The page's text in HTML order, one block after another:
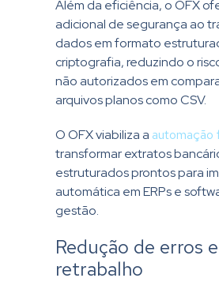
Além da eficiência, o OFX
adicional de segurança ao
dados em formato
criptografia, reduzindo o
não autorizados em
arquivos planos como CSV.
O OFX viabiliza a automação
transformar extratos
estruturados prontos para
automática em ERPs e
gestão.
Redução de erros e
retrabalho